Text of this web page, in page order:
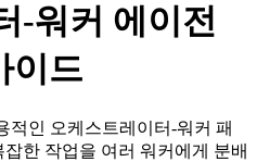
-워커 에이전
이드
적인 오케스트레이터-워커 패
한 작업을 여러 워커에게 분배